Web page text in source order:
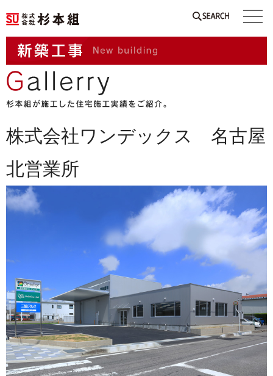
SEARCH
株式会社ワンデックス 名古屋
北営業所